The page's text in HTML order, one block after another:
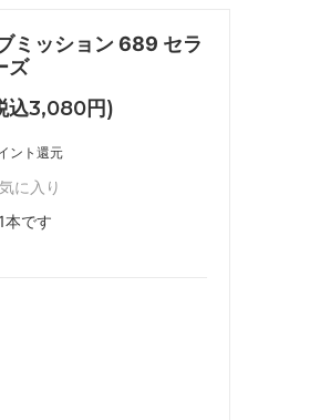
ミッション 689 セラ
ズ
込3,080円)
ント還元
に入り
本です